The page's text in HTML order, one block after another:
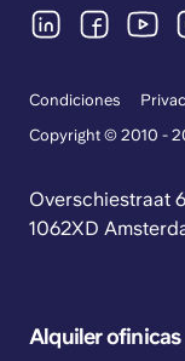
Condiciones
Copyright © 2010 -
Overschiestraat
1062XD
Alquiler ofinicas